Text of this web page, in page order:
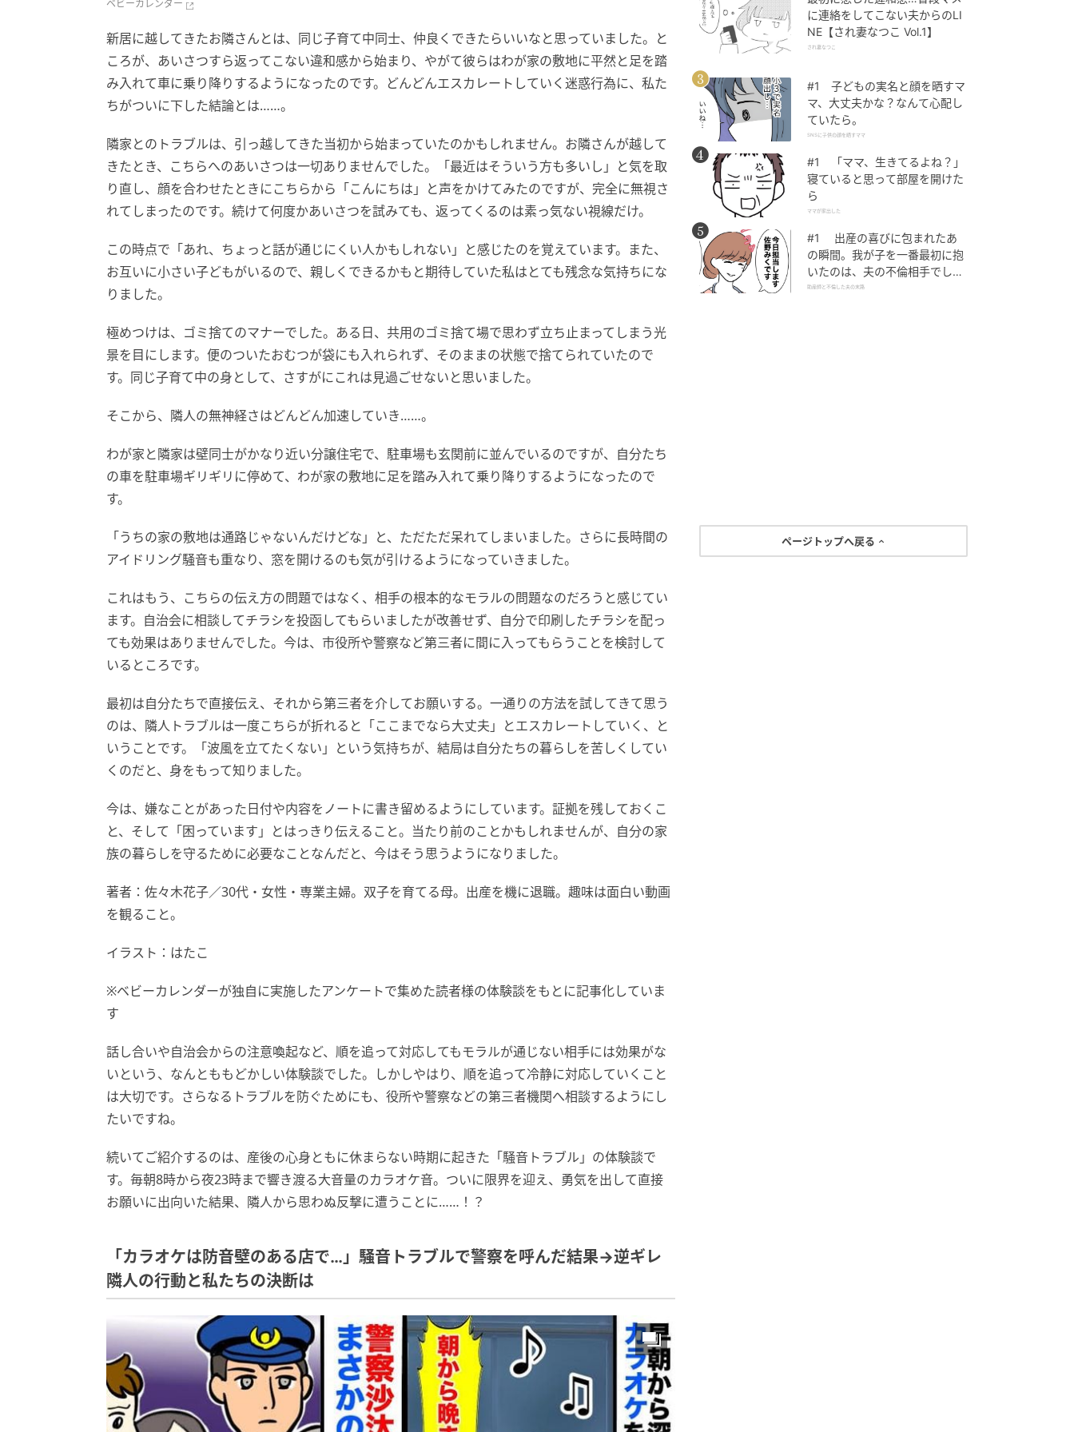
ベビーカレンダー
新居に越してきたお隣さんとは、同じ子育て中同士、仲良くできたらいいなと思っていました。と
ころが、あいさつすら返ってこない違和感から始まり、やがて彼らはわが家の敷地に平然と足を踏
み入れて車に乗り降りするようになったのです。どんどんエスカレートしていく迷惑行為に、私た
ちがついに下した結論とは……。
隣家とのトラブルは、引っ越してきた当初から始まっていたのかもしれません。お隣さんが越して
きたとき、こちらへのあいさつは一切ありませんでした。「最近はそういう方も多いし」と気を取
り直し、顔を合わせたときにこちらから「こんにちは」と声をかけてみたのですが、完全に無視さ
れてしまったのです。続けて何度かあいさつを試みても、返ってくるのは素っ気ない視線だけ。
この時点で「あれ、ちょっと話が通じにくい人かもしれない」と感じたのを覚えています。また、
お互いに小さい子どもがいるので、親しくできるかもと期待していた私はとても残念な気持ちにな
りました。
極めつけは、ゴミ捨てのマナーでした。ある日、共用のゴミ捨て場で思わず立ち止まってしまう光
景を目にします。便のついたおむつが袋にも入れられず、そのままの状態で捨てられていたので
す。同じ子育て中の身として、さすがにこれは見過ごせないと思いました。
そこから、隣人の無神経さはどんどん加速していき……。
わが家と隣家は壁同士がかなり近い分譲住宅で、駐車場も玄関前に並んでいるのですが、自分たち
の車を駐車場ギリギリに停めて、わが家の敷地に足を踏み入れて乗り降りするようになったので
す。
「うちの家の敷地は通路じゃないんだけどな」と、ただただ呆れてしまいました。さらに長時間の
アイドリング騒音も重なり、窓を開けるのも気が引けるようになっていきました。
これはもう、こちらの伝え方の問題ではなく、相手の根本的なモラルの問題なのだろうと感じてい
ます。自治会に相談してチラシを投函してもらいましたが改善せず、自分で印刷したチラシを配っ
ても効果はありませんでした。今は、市役所や警察など第三者に間に入ってもらうことを検討して
いるところです。
最初は自分たちで直接伝え、それから第三者を介してお願いする。一通りの方法を試してきて思う
のは、隣人トラブルは一度こちらが折れると「ここまでなら大丈夫」とエスカレートしていく、と
いうことです。「波風を立てたくない」という気持ちが、結局は自分たちの暮らしを苦しくしてい
くのだと、身をもって知りました。
今は、嫌なことがあった日付や内容をノートに書き留めるようにしています。証拠を残しておくこ
と、そして「困っています」とはっきり伝えること。当たり前のことかもしれませんが、自分の家
族の暮らしを守るために必要なことなんだと、今はそう思うようになりました。
著者：佐々木花子／30代・女性・専業主婦。双子を育てる母。出産を機に退職。趣味は面白い動画
を観ること。
イラスト：はたこ
※ベビーカレンダーが独自に実施したアンケートで集めた読者様の体験談をもとに記事化していま
す
話し合いや自治会からの注意喚起など、順を追って対応してもモラルが通じない相手には効果がな
いという、なんとももどかしい体験談でした。しかしやはり、順を追って冷静に対応していくこと
は大切です。さらなるトラブルを防ぐためにも、役所や警察などの第三者機関へ相談するようにし
たいですね。
続いてご紹介するのは、産後の心身ともに休まらない時期に起きた「騒音トラブル」の体験談で
す。毎朝8時から夜23時まで響き渡る大音量のカラオケ音。ついに限界を迎え、勇気を出して直接
お願いに出向いた結果、隣人から思わぬ反撃に遭うことに……！？
「カラオケは防音壁のある店で…」騒音トラブルで警察を呼んだ結果→逆ギレ
隣人の行動と私たちの決断は
に連絡をしてこない夫からのLI
NE【され妻なつこ Vol.1】
され妻なつこ
#1 子どもの実名と顔を晒すマ
マ、大丈夫かな？なんて心配し
ていたら。
SNSに子供の顔を晒すママ
#1 「ママ、生きてるよね？」
寝ていると思って部屋を開けた
ら
ママが家出した
#1 出産の喜びに包まれたあ
の瞬間。我が子を一番最初に抱
いたのは、夫の不倫相手でし
た。
助産師と不倫した夫の末路
ページトップへ戻る